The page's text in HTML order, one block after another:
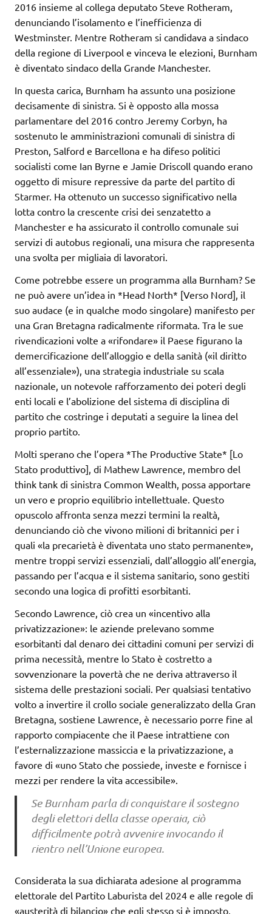
2016 insieme al collega deputato Steve Rotheram,
denunciando l’isolamento e l’inefficienza di
Westminster. Mentre Rotheram si candidava a sindaco
della regione di Liverpool e vinceva le elezioni, Burnham
è diventato sindaco della Grande Manchester.
In questa carica, Burnham ha assunto una posizione
decisamente di sinistra. Si è opposto alla mossa
parlamentare del 2016 contro Jeremy Corbyn, ha
sostenuto le amministrazioni comunali di sinistra di
Preston, Salford e Barcellona e ha difeso politici
socialisti come Ian Byrne e Jamie Driscoll quando erano
oggetto di misure repressive da parte del partito di
Starmer. Ha ottenuto un successo significativo nella
lotta contro la crescente crisi dei senzatetto a
Manchester e ha assicurato il controllo comunale sui
servizi di autobus regionali, una misura che rappresenta
una svolta per migliaia di lavoratori.
Come potrebbe essere un programma alla Burnham? Se
ne può avere un’idea in *Head North* [Verso Nord], il
suo audace (e in qualche modo singolare) manifesto per
una Gran Bretagna radicalmente riformata. Tra le sue
rivendicazioni volte a «rifondare» il Paese figurano la
demercificazione dell’alloggio e della sanità («il diritto
all’essenziale»), una strategia industriale su scala
nazionale, un notevole rafforzamento dei poteri degli
enti locali e l’abolizione del sistema di disciplina di
partito che costringe i deputati a seguire la linea del
proprio partito.
Molti sperano che l’opera *The Productive State* [Lo
Stato produttivo], di Mathew Lawrence, membro del
think tank di sinistra Common Wealth, possa apportare
un vero e proprio equilibrio intellettuale. Questo
opuscolo affronta senza mezzi termini la realtà,
denunciando ciò che vivono milioni di britannici per i
quali «la precarietà è diventata uno stato permanente»,
mentre troppi servizi essenziali, dall’alloggio all’energia,
passando per l’acqua e il sistema sanitario, sono gestiti
secondo una logica di profitti esorbitanti.
Secondo Lawrence, ciò crea un «incentivo alla
privatizzazione»: le aziende prelevano somme
esorbitanti dal denaro dei cittadini comuni per servizi di
prima necessità, mentre lo Stato è costretto a
sovvenzionare la povertà che ne deriva attraverso il
sistema delle prestazioni sociali. Per qualsiasi tentativo
volto a invertire il crollo sociale generalizzato della Gran
Bretagna, sostiene Lawrence, è necessario porre fine al
rapporto compiacente che il Paese intrattiene con
l’esternalizzazione massiccia e la privatizzazione, a
favore di «uno Stato che possiede, investe e fornisce i
mezzi per rendere la vita accessibile».
Se Burnham parla di conquistare il sostegno
degli elettori della classe operaia, ciò
difficilmente potrà avvenire invocando il
rientro nell’Unione europea.
Considerata la sua dichiarata adesione al programma
elettorale del Partito Laburista del 2024 e alle regole di
«austerità di bilancio» che egli stesso si è imposto,